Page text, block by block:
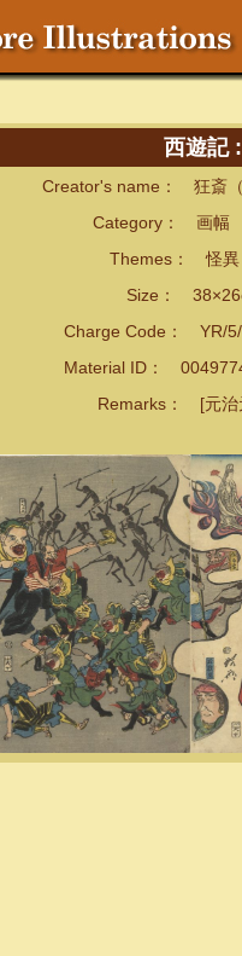
西遊記
Creator's name： 狂斎（
Category： 画幅
Themes： 怪異・
Size：
Charge Code： YR/5/
Material ID：
Remarks： [元治元